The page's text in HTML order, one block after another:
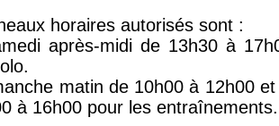
horaires autorisés sont :
après-midi de 13h30 à
matin de 10h00 à 12h00
à 16h00 pour les entraînements.